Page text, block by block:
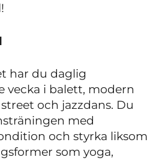
har du daglig
vecka i balett, modern
och jazzdans. Du
med
och styrka liksom
som yoga,